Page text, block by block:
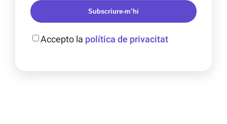
Subscriure-m’hi
Accepto la política de privacitat